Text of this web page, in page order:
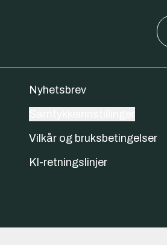
Nyhetsbrev
Vilkår og bruksbetingelser
KI-retningslinjer